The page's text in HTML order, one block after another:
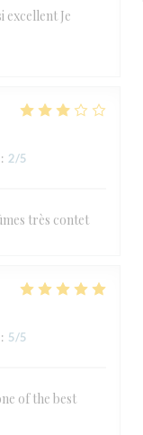
excellent Je
: 2/5
très contet
: 5/5
of the best